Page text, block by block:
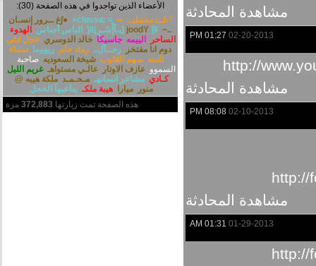
مشاهدة المحادثة
02-20-2013
01:27 PM
http://
مشاهدة المحادثة
02-10-2013
08:08 PM
http://
مشاهدة المحادثة
01-29-2013
01:31 AM
http://
الأعضاء الذين تواجدوا في هذه الصفحة (30):
ٱنثـﮱ مخمليـﮧ •• ≈ ‏​‏​сlαssıс٭
●∫غ ــرور إنسـان
..~
joodY ]ǁ[يـآإْسُـرٍ]ǁ[ الناس أجناس
الهدوء
الساحر
الييمه جاسيكا خالد الدوسري خجل انثى
دوم انا مفتخر
رحــآل.. رماد حلم ريووما سماء
ثامنه سهم القلوب شيخة السعوديه صاحبة
السموو عازف الاوتار عالـي مستواهـ غريم الليل
كـادي مشاعر انسانهـ مـحـمـد ملكة هيبه @
منور
ميارا هيبة ملكـ يدآعبهآ الخجل
هذه الصفحة تمت زيارتها 372,883 مرة